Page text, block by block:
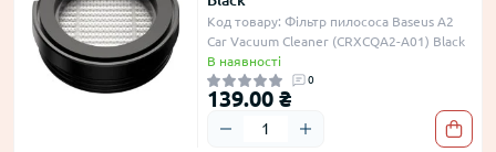
Код товару: Фільтр пилососа Baseus A2
Car Vacuum Cleaner (CRXCQA2-A01) Black
В наявності
0
139.00 ₴